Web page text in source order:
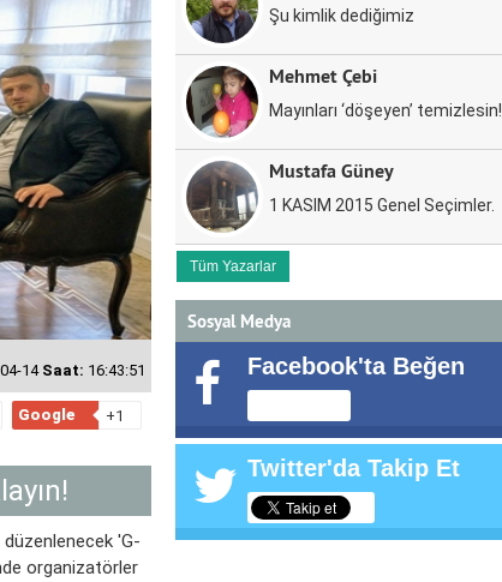
14 Saat: 16:43:51
Google +1
düzenlenecek 'G-
organizatörler
Şu kimlik dediğimiz
Mehmet Çebi
Mayınları ‘döşeyen’ temizlesin!
Mustafa Güney
1 KASIM 2015 Genel Seçimler.
Tüm Yazarlar
Sosyal Medya
Facebook'ta Beğen
Twitter'da Takip Et